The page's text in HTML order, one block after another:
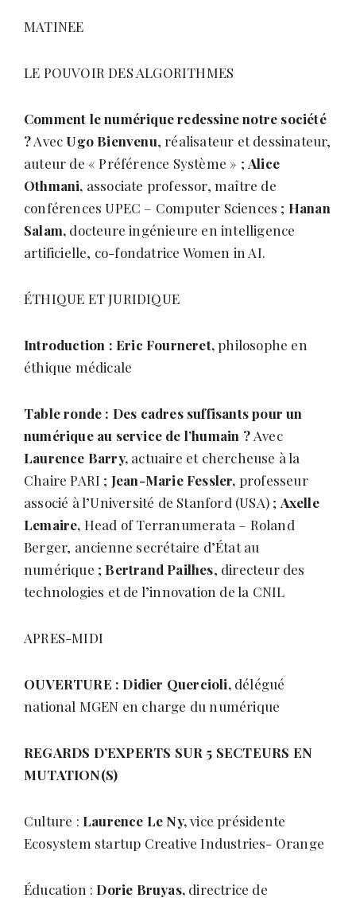
MATINEE
LE POUVOIR DES ALGORITHMES
Comment le numérique redessine notre société
?Avec Ugo Bienvenu, réalisateur et dessinateur,
auteur de « Préférence Système » ; Alice
Othmani, associate professor, maître de
conférences UPEC – Computer Sciences ; Hanan
Salam, docteure ingénieure en intelligence
artificielle, co-fondatrice Women in AI.
ÉTHIQUE ET JURIDIQUE
Introduction : Eric Fourneret, philosophe en
éthique médicale
Table ronde : Des cadres suffisants pour un
numérique au service de l’humain ? Avec
Laurence Barry, actuaire et chercheuse à la
Chaire PARI ; Jean-Marie Fessler, professeur
associé à l’Université de Stanford (USA) ; Axelle
Lemaire, Head of Terranumerata – Roland
Berger, ancienne secrétaire d’État au
numérique ; Bertrand Pailhes, directeur des
technologies et de l’innovation de la CNIL
APRES-MIDI
OUVERTURE : Didier Quercioli, délégué
national MGEN en charge du numérique
REGARDS D’EXPERTS SUR 5 SECTEURS EN
MUTATION(S)
Culture : Laurence Le Ny,vice présidente
Ecosystem startup Creative Industries- Orange
Éducation : Dorie Bruyas, directrice de